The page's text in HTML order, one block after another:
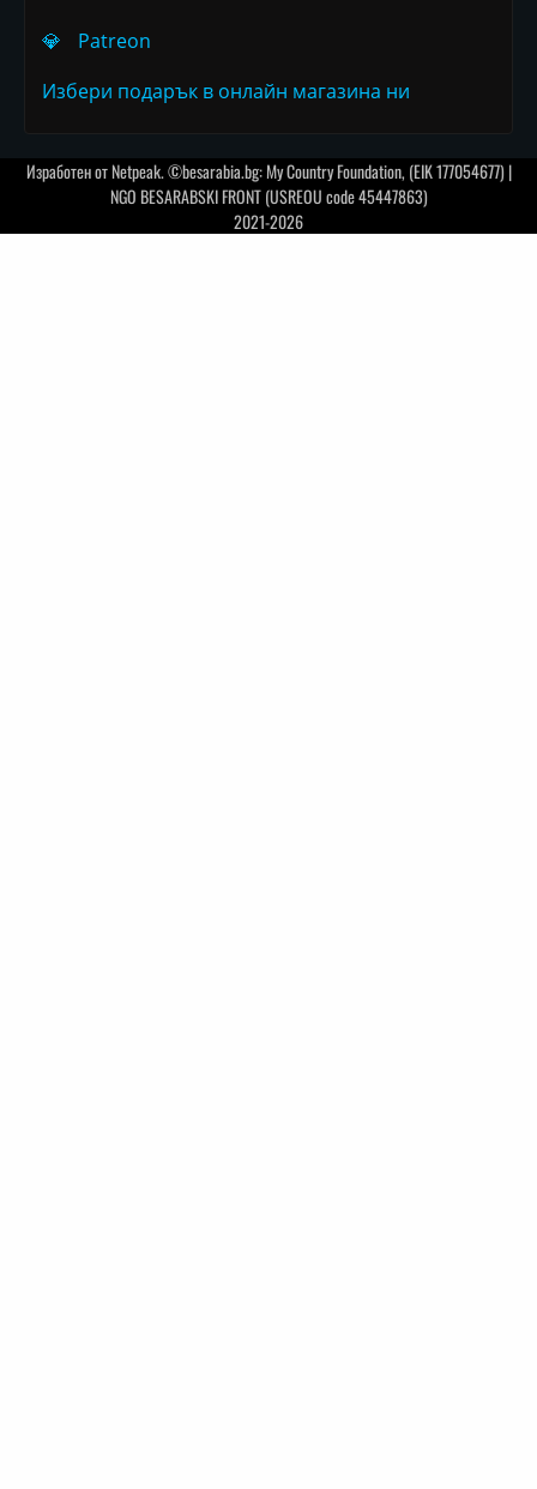
💎
Patreon
Избери подарък в онлайн магазина ни
Изработен отNetpeak. ©besarabia.bg: My Country Foundation, (EIK 177054677) |
NGO BESARABSKI FRONT (USREOU code 45447863)
2021-2026